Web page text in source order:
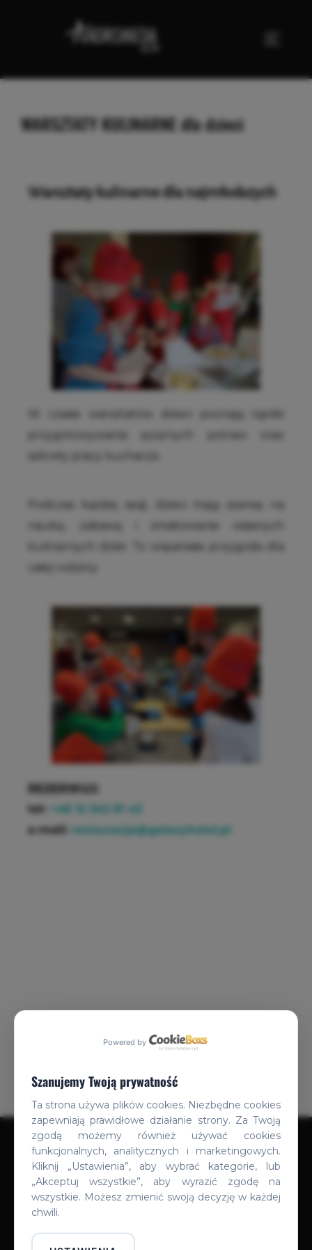
WARSZTATY KULINARNE dla dzieci
Warsztaty kulinarne dla najmłodszych
W czasie warsztatów dzieci poznają tajniki
Podczas każdej sesji, dzieci mają szansę na
REZERWUJ:
tel:
+48 12 342 81 42
e-mail:
restauracja@galaxyhotel.pl
Copyright by Andromeda Alfa 2023
Powered by
Szanujemy Twoją prywatność
Ta strona używa plików cookies. Niezbędne cookies
zapewniają prawidłowe działanie strony. Za Twoją
zgodą możemy również używać cookies
funkcjonalnych, analitycznych i marketingowych.
Kliknij „Ustawienia”, aby wybrać kategorie, lub
„Akceptuj wszystkie”, aby wyrazić zgodę na
wszystkie. Możesz zmienić swoją decyzję w każdej
chwili.